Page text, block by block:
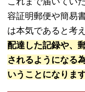
容証明郵便や簡易
は本気であると考
配達した記録や、
されるようになる
いうことになります